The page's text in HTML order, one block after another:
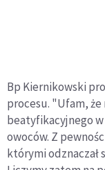
Bp Kiernikowski
procesu. "Ufam,
beatyfikacyjnego
owoców. Z
którymi odznaczał